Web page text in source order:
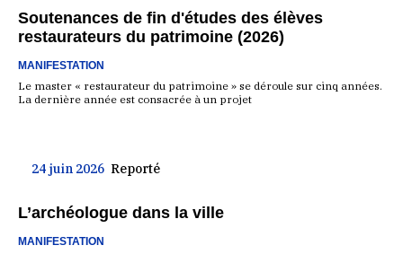
Soutenances de fin d'études des élèves
restaurateurs du patrimoine (2026)
MANIFESTATION
Le master « restaurateur du patrimoine » se déroule sur cinq années.
La dernière année est consacrée à un projet
24 juin 2026 Reporté
L’archéologue dans la ville
MANIFESTATION